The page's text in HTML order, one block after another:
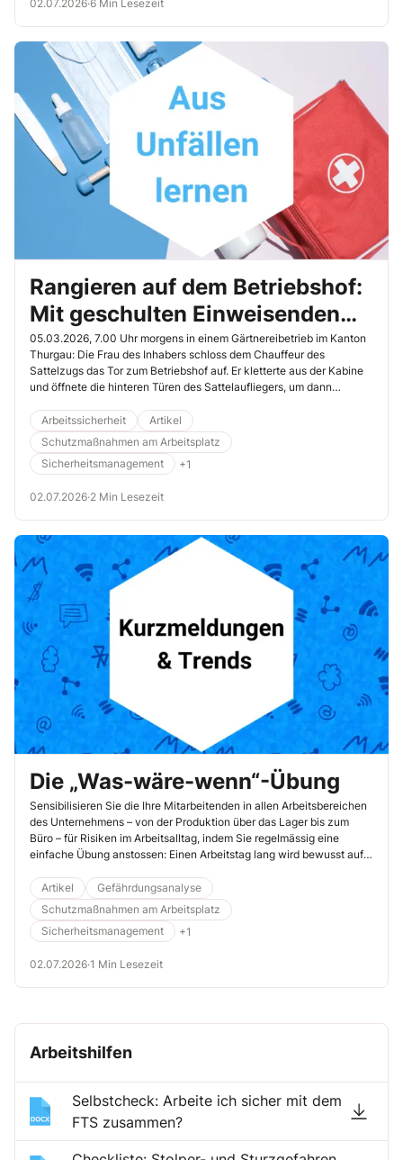
02.07.2026·6 Min Lesezeit
Rangieren auf dem Betriebshof:
Mit geschulten Einweisenden
vermeiden Sie Unfälle
05.03.2026, 7.00 Uhr morgens in einem Gärtnereibetrieb im Kanton
Thurgau: Die Frau des Inhabers schloss dem Chauffeur des
Sattelzugs das Tor zum Betriebshof auf. Er kletterte aus der Kabine
und öffnete die hinteren Türen des Sattelaufliegers, um dann
entladen. Währenddessen stand die Frau ein paar Meter entfernt auf
dem Hof.
Arbeitssicherheit
Artikel
Schutzmaßnahmen am Arbeitsplatz
Sicherheitsmanagement
+1
02.07.2026·2 Min Lesezeit
Die „Was-wäre-wenn“-Übung
Sensibilisieren Sie die Ihre Mitarbeitenden in allen Arbeitsbereichen
des Unternehmens – von der Produktion über das Lager bis zum
Büro – für Risiken im Arbeitsalltag, indem Sie regelmässig eine
einfache Übung anstossen: Einen Arbeitstag lang wird bewusst auf
„Was wäre, wenn …?“
Artikel
Gefährdungsanalyse
Schutzmaßnahmen am Arbeitsplatz
Sicherheitsmanagement
+1
02.07.2026·1 Min Lesezeit
Arbeitshilfen
Selbstcheck: Arbeite ich sicher mit dem
FTS zusammen?